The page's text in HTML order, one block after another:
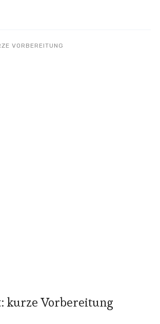
VORBEREITUNG
kurze Vorbereitung